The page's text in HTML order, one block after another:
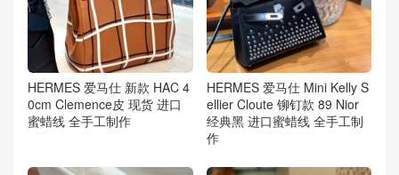
HERMES 爱马仕 新款 HAC 4
0cm Clemence皮 现货 进口
蜜蜡线 全手工制作
HERMES 爱马仕 Mini Kelly S
ellier Cloute 铆钉款 89 Nior
经典黑 进口蜜蜡线 全手工制
作